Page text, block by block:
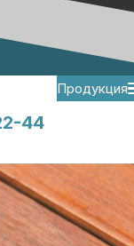
Продукция
44